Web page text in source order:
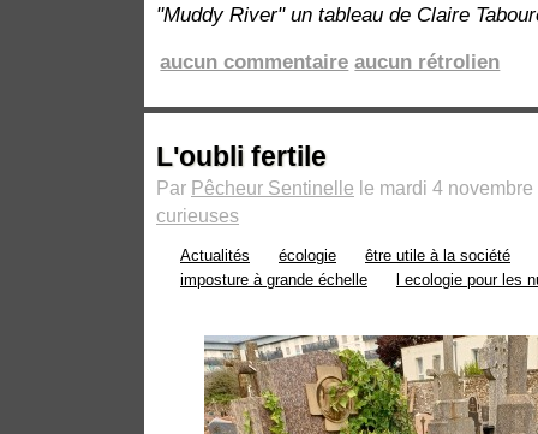
"Muddy River" un tableau de Claire
aucun commentaire aucun rétrolien
L'oubli fertile
Par Pêcheur Sentinelle le mardi 4
curieuses
Actualités écologie
être utile à la société
imposture à grande échelle
l ecologie pour les